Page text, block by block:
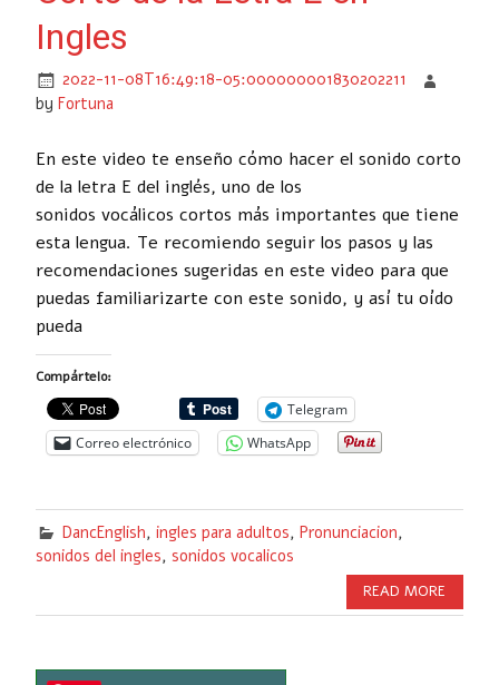
Ingles
2022-11-08T16:49:18-05:000000001830202211
by Fortuna
En este video te enseño cómo hacer el sonido corto
de la letra E del inglés, uno de los
sonidos vocálicos cortos más importantes que tiene
esta lengua. Te recomiendo seguir los pasos y las
recomendaciones sugeridas en este video para que
puedas familiarizarte con este sonido, y así tu oído
pueda
Compártelo:
Telegram
Correo electrónico
WhatsApp
DancEnglish, ingles para adultos, Pronunciacion,
sonidos del ingles, sonidos vocalicos
READ MORE